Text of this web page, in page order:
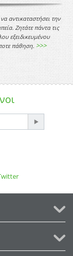
αντικαταστήσει την
Ζητάτε πάντα τις
εξειδικευμένου
πάθηση. >>>